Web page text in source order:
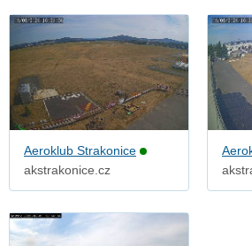
Aeroklub Strakonice
akstrakonice.cz